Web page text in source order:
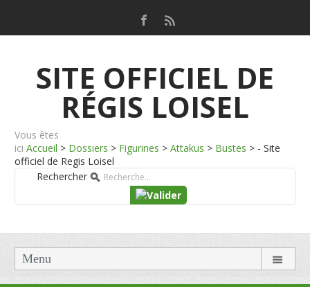
SITE OFFICIEL DE
RÉGIS LOISEL
Vous êtes
ici Accueil > Dossiers > Figurines > Attakus > Bustes > - Site
officiel de Regis Loisel
Rechercher
Menu